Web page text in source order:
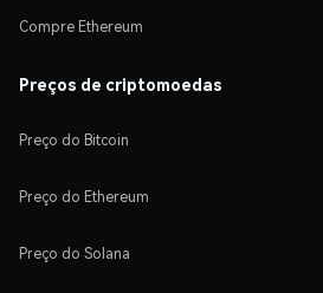
Compre Ethereum
Preços de criptomoedas
Preço do Bitcoin
Preço do Ethereum
Preço do Solana